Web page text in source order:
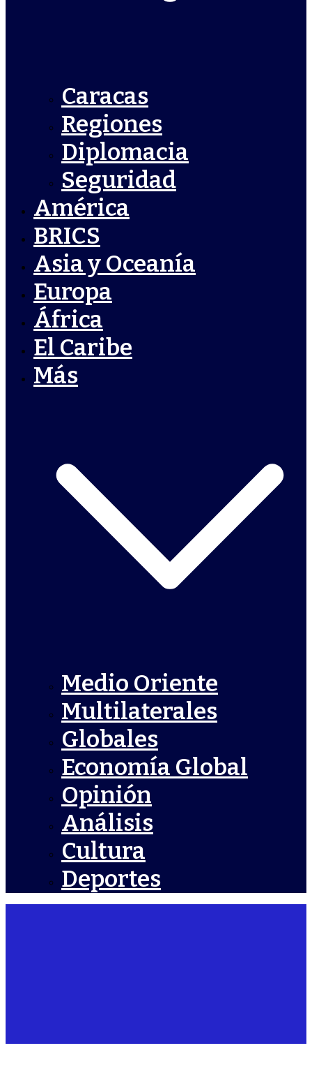
Caracas
Regiones
Diplomacia
Seguridad
América
BRICS
Asia y Oceanía
Europa
África
El Caribe
Más
Medio Oriente
Multilaterales
Globales
Economía Global
Opinión
Análisis
Cultura
Deportes